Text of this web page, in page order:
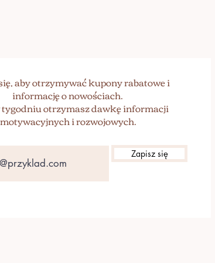
aby otrzymywać kupony rabatowe i
informację o nowościach.
tygodniu otrzymasz dawkę informacji
motywacyjnych i rozwojowych.
Zapisz się